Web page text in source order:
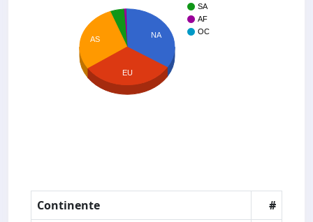
SA
AF
OC
NA
AS
EU
Continente
#